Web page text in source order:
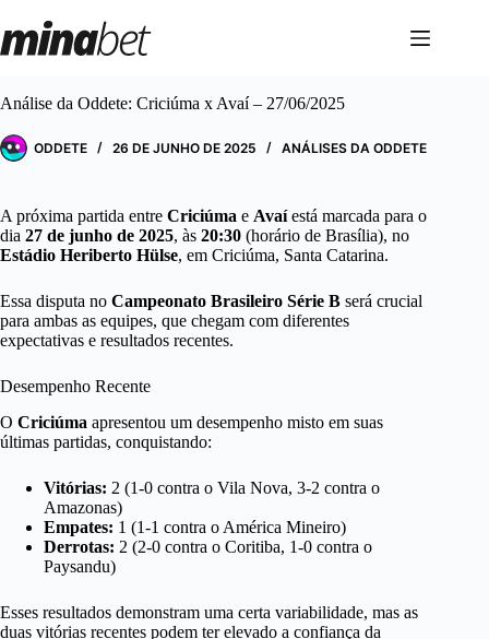
para
o
Análise da Oddete: Criciúma x Avaí – 27/06/2025
ODDETE 26 DE JUNHO DE 2025 ANÁLISES DA ODDETE
A próxima partida entre Criciúma e Avaíestá marcada para o
dia 27 de junho de 2025, às 20:30 (horário de Brasília), no
Estádio Heriberto Hülse, em Criciúma, Santa Catarina.
Essa disputa no Campeonato Brasileiro Série B será crucial
para ambas as equipes, que chegam com diferentes
expectativas e resultados recentes.
Desempenho Recente
O Criciúma apresentou um desempenho misto em suas
últimas partidas, conquistando:
Vitórias: 2 (1-0 contra o Vila Nova, 3-2 contra o
Amazonas)
Empates: 1 (1-1 contra o América Mineiro)
Derrotas: 2 (2-0 contra o Coritiba, 1-0 contra o
Paysandu)
Esses resultados demonstram uma certa variabilidade, mas as
duas vitórias recentes podem ter elevado a confiança da